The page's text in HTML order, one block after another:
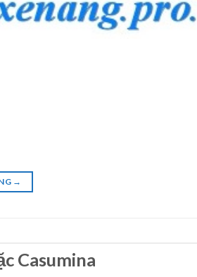
→
Casumina